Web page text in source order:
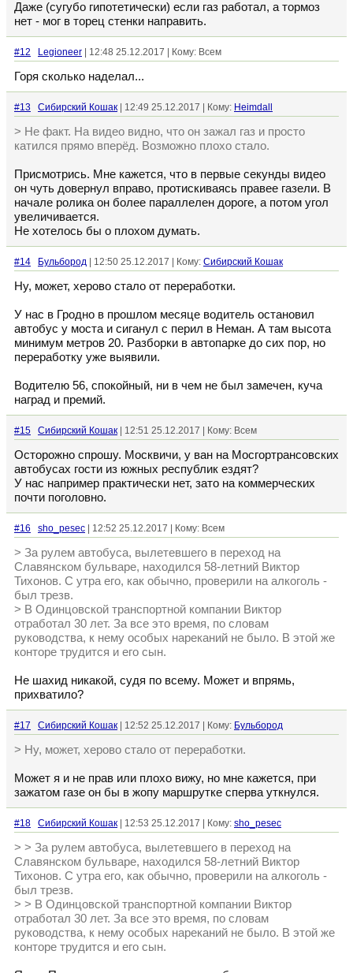
Даже (сугубо гипотетически) если газ работал, а тормоз
нет - мог в торец стенки направить.
#12 Legioneer | 12:48 25.12.2017 | Кому: Всем
Горя сколько наделал...
#13 Сибирский Кошак | 12:49 25.12.2017 | Кому: Heimdall
> Не факт. На видео видно, что он зажал газ и просто
катился прямо вперёд. Возможно плохо стало.
Присмотрись. Мне кажется, что в первые секунды видео
он чуть довернул вправо, протискиваясь правее газели. В
начале ролика он более параллелен дороге, а потом угол
увеличивается.
Не хотелось бы о плохом думать.
#14 Бульбород | 12:50 25.12.2017 | Кому: Сибирский Кошак
Ну, может, херово стало от переработки.
У нас в Гродно в прошлом месяце водитель остановил
автобус у моста и сиганул с перил в Неман. А там высота
минимум метров 20. Разборки в автопарке до сих пор, но
переработку уже выявили.
Водителю 56, спокойный, ни в чем не был замечен, куча
наград и премий.
#15 Сибирский Кошак | 12:51 25.12.2017 | Кому: Всем
Осторожно спрошу. Москвичи, у ван на Мосгортрансовских
автобусах гости из южных республик ездят?
У нас например практически нет, зато на коммерческих
почти поголовно.
#16 sho_pesec | 12:52 25.12.2017 | Кому: Всем
> За рулем автобуса, вылетевшего в переход на
Славянском бульваре, находился 58-летний Виктор
Тихонов. С утра его, как обычно, проверили на алкоголь -
был трезв.
> В Одинцовской транспортной компании Виктор
отработал 30 лет. За все это время, по словам
руководства, к нему особых нареканий не было. В этой же
конторе трудится и его сын.
Не шахид никакой, судя по всему. Может и впрямь,
прихватило?
#17 Сибирский Кошак | 12:52 25.12.2017 | Кому: Бульбород
> Ну, может, херово стало от переработки.
Может я и не прав или плохо вижу, но мне кажется, при
зажатом газе он бы в жопу маршрутке сперва уткнулся.
#18 Сибирский Кошак | 12:53 25.12.2017 | Кому: sho_pesec
> > За рулем автобуса, вылетевшего в переход на
Славянском бульваре, находился 58-летний Виктор
Тихонов. С утра его, как обычно, проверили на алкоголь -
был трезв.
> > В Одинцовской транспортной компании Виктор
отработал 30 лет. За все это время, по словам
руководства, к нему особых нареканий не было. В этой же
конторе трудится и его сын.